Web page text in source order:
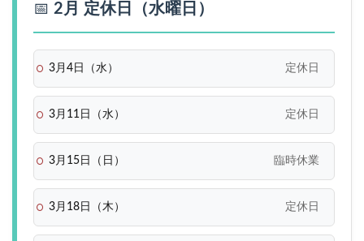
📅 2月 定休日（水曜日）
3月4日（水） 定休日
3月11日（水） 定休日
3月15日（日） 臨時休業
3月18日（木） 定休日